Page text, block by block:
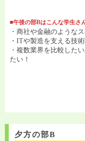
■午後の部Bはこんな学生さ
・商社や金融のような
・ITや製造を支える技
・複数業界を比較した
たい！
夕方の部B